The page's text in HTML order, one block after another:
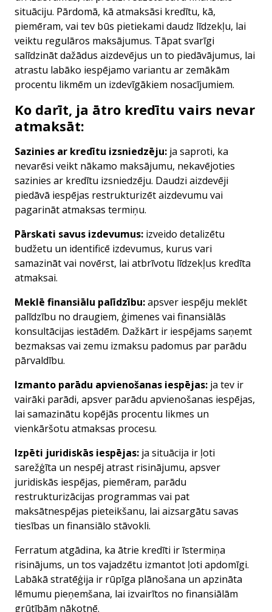
situāciju. Pārdomā, kā atmaksāsi kredītu, kā,
piemēram, vai tev būs pietiekami daudz līdzekļu, lai
veiktu regulāros maksājumus. Tāpat svarīgi
salīdzināt dažādus aizdevējus un to piedāvājumus, lai
atrastu labāko iespējamo variantu ar zemākām
procentu likmēm un izdevīgākiem nosacījumiem.
Ko darīt, ja ātro kredītu vairs nevar
atmaksāt:
Sazinies ar kredītu izsniedzēju: ja saproti, ka
nevarēsi veikt nākamo maksājumu, nekavējoties
sazinies ar kredītu izsniedzēju. Daudzi aizdevēji
piedāvā iespējas restrukturizēt aizdevumu vai
pagarināt atmaksas termiņu.
Pārskati savus izdevumus: izveido detalizētu
budžetu un identificē izdevumus, kurus vari
samazināt vai novērst, lai atbrīvotu līdzekļus kredīta
atmaksai.
Meklē finansiālu palīdzību:apsver iespēju meklēt
palīdzību no draugiem, ģimenes vai finansiālās
konsultācijas iestādēm. Dažkārt ir iespējams saņemt
bezmaksas vai zemu izmaksu padomus par parādu
pārvaldību.
Izmanto parādu apvienošanas iespējas: ja tev ir
vairāki parādi, apsver parādu apvienošanas iespējas,
lai samazinātu kopējās procentu likmes un
vienkāršotu atmaksas procesu.
Izpēti juridiskās iespējas: ja situācija ir ļoti
sarežģīta un nespēj atrast risinājumu, apsver
juridiskās iespējas, piemēram, parādu
restrukturizācijas programmas vai pat
maksātnespējas pieteikšanu, lai aizsargātu savas
tiesības un finansiālo stāvokli.
Ferratum atgādina, ka ātrie kredīti ir īstermiņa
risinājums, un tos vajadzētu izmantot ļoti apdomīgi.
Labākā stratēģija ir rūpīga plānošana un apzināta
lēmumu pieņemšana, lai izvairītos no finansiālām
grūtībām nākotnē.